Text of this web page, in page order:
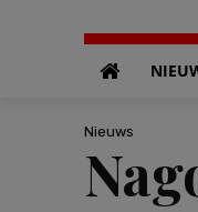
Nieuws